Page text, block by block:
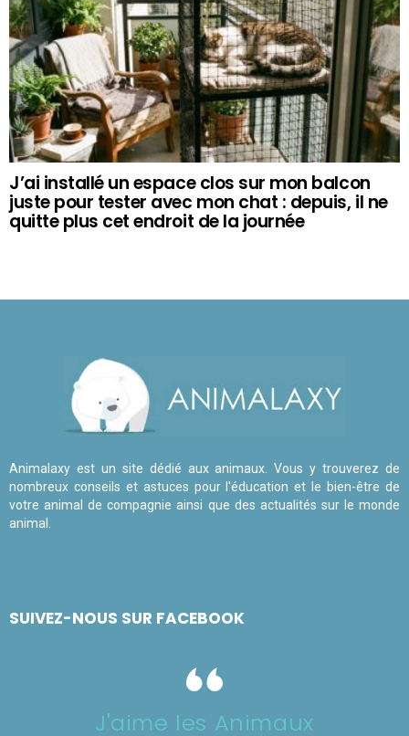
J’ai installé un espace clos sur mon balcon
juste pour tester avec mon chat : depuis, il ne
quitte plus cet endroit de la journée
Animalaxy est un site dédié aux animaux. Vous y trouverez de
nombreux conseils et astuces pour l'éducation et le bien-être de
votre animal de compagnie ainsi que des actualités sur le monde
animal.
SUIVEZ-NOUS SUR FACEBOOK
J'aime les Animaux